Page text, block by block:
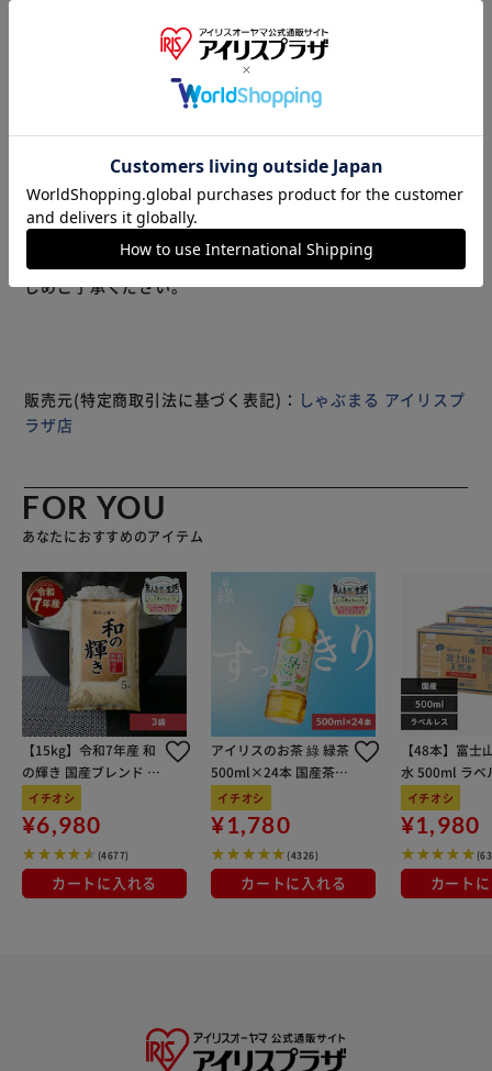
冷凍(-18度以下)で保存してください。
解凍後2日以内にお召し上がり下さい。
◇賞味期限
製造日より1年以内
産）、醤油（本醸造）（大豆：遺伝子組み換えでない）、風
味原料（かつおぶし、こんぶ）、生姜、鷹の爪、糖類（果糖
小麦、大豆を含む）
本みりん： もち米（タイ産）、米（国産）、米こうじ（タ
イ産、国産米、醸造アルコール、糖類、米焼酎、調味料（ア
ミノ酸）、酸味料
◇栄養成分（100ｇ当たり）
エネルギー195.6kcal
たんぱく質7.8ｇ
脂質13.4ｇ
炭水化物9.9ｇ
食塩相当量0.7g
（この表示値は目安です。）
◇製造者
(有)しゃぶ亭まる 香川県木田郡三木町井戸1293-1 087-
802-7229
もっと見る
※製品は予告なく仕様を変更する場合がございます。あらか
じめご了承ください。
販売元(特定商取引法に基づく表記)： しゃぶまる アイリスプ
ラザ店
FOR YOU
あなたにおすすめのアイテム
【15kg】令和7年産 和
の輝き 国産ブレンド 5
kg×3袋
イチオシ
¥6,980
(4677)
カートに入れる
アイリスのお茶 綠 緑茶
500ml×24本 国産茶葉
100％使用
イチオシ
¥1,780
(4326)
カートに入れる
【48本】富士
水 500ml ラベ
イチオシ
¥1,980
カート